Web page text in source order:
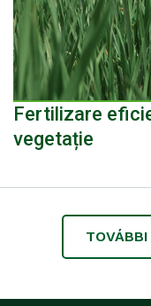
Fertilizare
vegetație
TOVÁBBI